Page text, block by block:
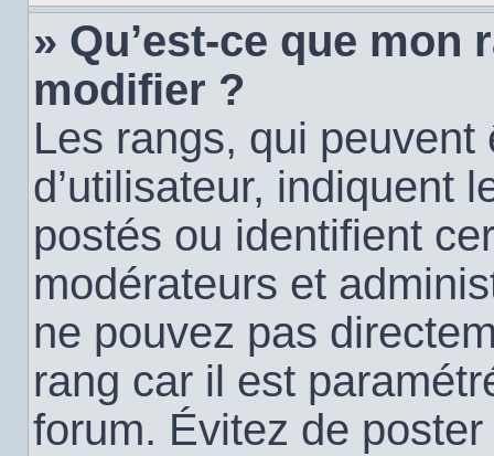
» Qu’est-ce que mon
modifier ?
Les rangs, qui
d’utilisateur, indiquent
postés ou identifient
modérateurs et
ne pouvez pas
rang car il est
forum. Évitez de